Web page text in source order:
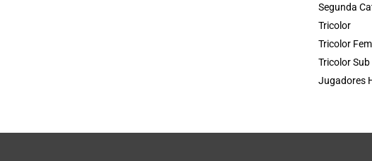
Segunda
Tricolor
Tricolor
Tricolor Sub
Jugadores